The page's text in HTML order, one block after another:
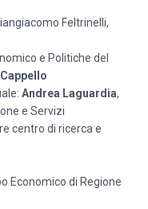
Feltrinelli,
e Politiche del
Andrea Laguardia,
e Servizi
centro di ricerca e
Economico di Regione